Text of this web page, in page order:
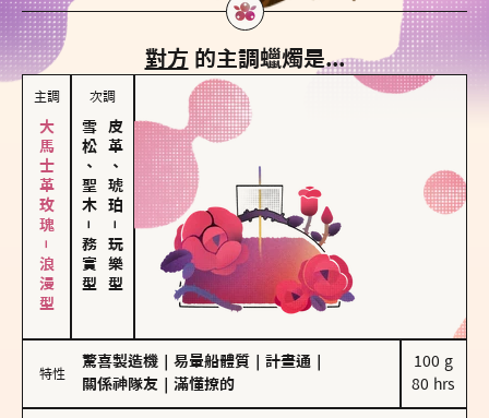
對方 的主調蠟燭是...
主調
大馬士革玫瑰－浪漫型
次調
雪松、聖木
－
務實型
皮革、琥珀
－
玩樂型
特性
驚喜製造機 易暈船體質 計畫通
關係神隊友
滿懂撩的
100 g
80 hrs